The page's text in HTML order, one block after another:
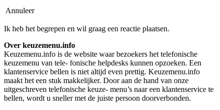
Annuleer
Ik heb het begrepen en wil graag een reactie plaatsen.
Over keuzemenu.info
Keuzemenu.info is de website waar bezoekers het telefonische
keuzemenu van tele- fonische helpdesks kunnen opzoeken. Een
klantenservice bellen is niet altijd even prettig. Keuzemenu.info
maakt het een stuk makkelijker. Door aan de hand van onze
uitgeschreven telefonische keuze- menu’s naar een klantenservice te
bellen, wordt u sneller met de juiste persoon doorverbonden.